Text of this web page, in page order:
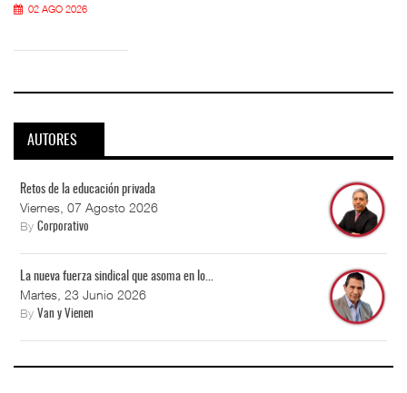
02 AGO 2026
AUTORES
Retos de la educación privada
Viernes, 07 Agosto 2026
By Corporativo
La nueva fuerza sindical que asoma en lo...
Martes, 23 Junio 2026
By Van y Vienen